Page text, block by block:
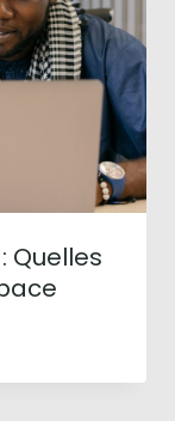
Quelles